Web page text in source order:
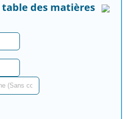
des matières